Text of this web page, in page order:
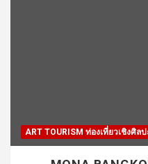
ART TOURISM ท่องเที่ยวเชิงศิลป